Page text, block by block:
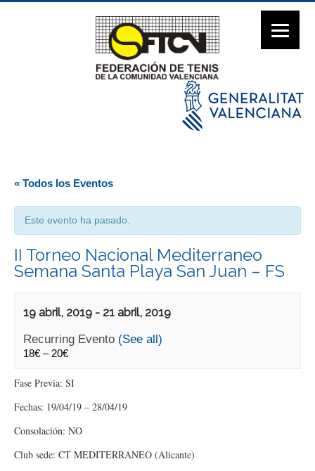
« Todos los Eventos
Este evento ha pasado.
II Torneo Nacional Mediterraneo
Semana Santa Playa San Juan – FS
19 abril, 2019 - 21 abril, 2019
Recurring Evento (See all)
18€ – 20€
Fase Previa: SI
Fechas: 19/04/19 – 28/04/19
Consolación: NO
Club sede: CT MEDITERRANEO (Alicante)